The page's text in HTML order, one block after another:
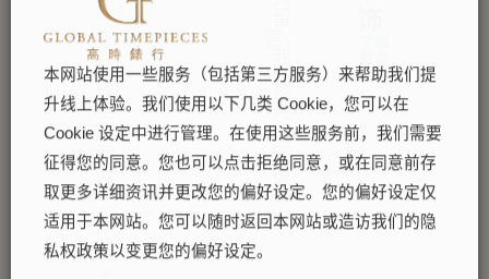
设
计
呼
应
配
备
Chromalight
夜
们
将
尽
快
回
覆
您
本网站使用一些服务（包括第三方服务）来帮助我们提
升线上体验。我们使用以下几类 Cookie，您可以在
Cookie 设定中进行管理。在使用这些服务前，我们需要
征得您的同意。您也可以点击拒绝同意，或在同意前存
取更多详细资讯并更改您的偏好设定。您的偏好设定仅
适用于本网站。您可以随时返回本网站或造访我们的隐
私权政策以变更您的偏好设定。